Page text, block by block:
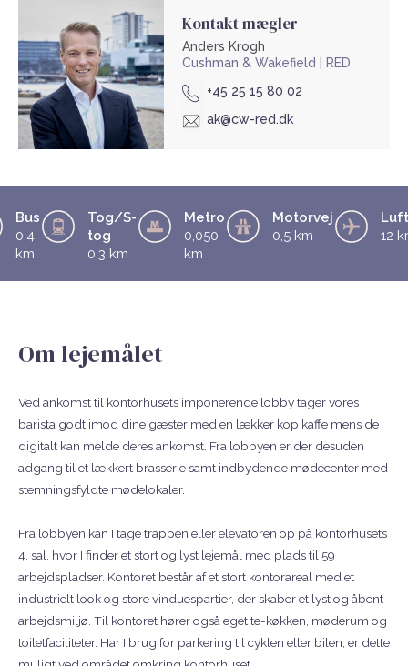
Kontakt mægler
Anders Krogh
Cushman & Wakefield | RED
+45 25 15 80 02
ak@cw-red.dk
Bus
0,4
km
Tog/S-
tog
0,3 km
Metro
0,050
km
Motorvej
0,5 km
12
Om lejemålet
Ved ankomst til kontorhusets imponerende lobby tager vores
barista godt imod dine gæster med en lækker kop kaffe mens de
digitalt kan melde deres ankomst. Fra lobbyen er der desuden
adgang til et lækkert brasserie samt indbydende mødecenter med
stemningsfyldte mødelokaler.
Fra lobbyen kan I tage trappen eller elevatoren op på kontorhusets
4. sal, hvor I finder et stort og lyst lejemål med plads til 59
arbejdspladser. Kontoret består af et stort kontorareal med et
industrielt look og store vinduespartier, der skaber et lyst og åbent
arbejdsmiljø. Til kontoret hører også eget te-køkken, møderum og
toiletfaciliteter. Har I brug for parkering til cyklen eller bilen, er dette